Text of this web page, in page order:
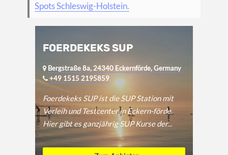
Spots Schleswig-Holstein.
FOERDEKEKS SUP
Bergstraße 8a, 24340 Eckernförde, Germany
+49 1515 2195859
Foerdekeks SUP ist die SUP Station mit
Verleih und Testcenter in Eckern-förde.
Hier gibt es ganzjährig SUP Kurse der...